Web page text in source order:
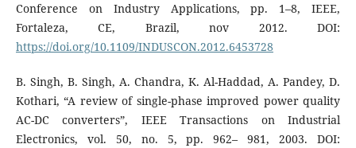
Conference on Industry Applications, pp. 1–8, IEEE,
Fortaleza, CE, Brazil, nov 2012. DOI:
https://doi.org/10.1109/INDUSCON.2012.6453728
B. Singh, B. Singh, A. Chandra, K. Al-Haddad, A. Pandey, D.
Kothari, “A review of single-phase improved power quality
AC-DC converters”, IEEE Transactions on Industrial
Electronics, vol. 50, no. 5, pp. 962– 981, 2003. DOI: